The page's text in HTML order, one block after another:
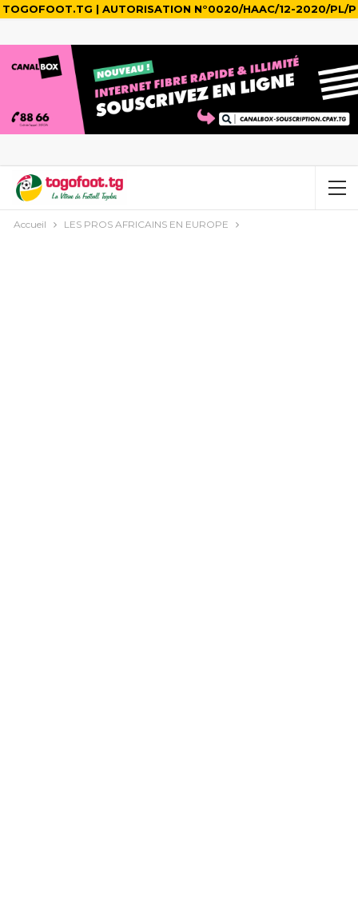
TOGOFOOT.TG | AUTORISATION N°0020/HAAC/12-2020/PL/P
Accueil LES PROS AFRICAINS EN EUROPE